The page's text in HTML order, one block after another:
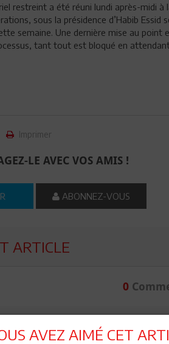
restreint a été réuni lundi après-midi à
sous la présidence d’Habib Essid
semaine. Une dernière mise au point
tant tout est bloqué en
Imprimer
LE AVEC VOS AMIS !
ABONNEZ-VOUS
ARTICLE
0
Commenter
AVEZ AIMÉ CET